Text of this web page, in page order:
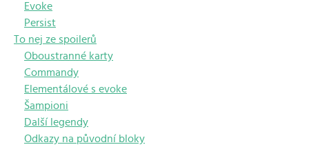
Evoke
Persist
To nej ze spoilerů
Oboustranné karty
Commandy
Elementálové s evoke
Šampioni
Další legendy
Odkazy na původní bloky